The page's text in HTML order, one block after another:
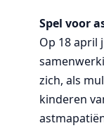
Spel voor
Op 18 april
zich, als
kinderen